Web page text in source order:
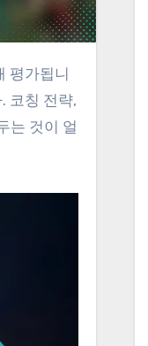
코칭 전략,
는 것이 얼